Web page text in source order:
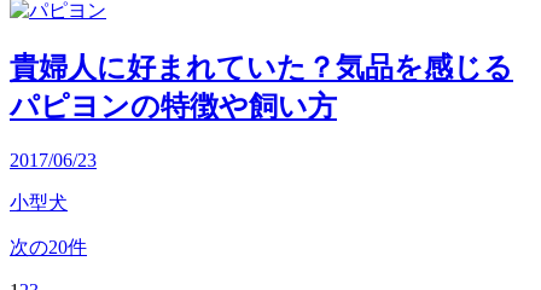
貴婦人に好まれていた？気品を感じる
パピヨンの特徴や飼い方
2017/06/23
小型犬
次の20件